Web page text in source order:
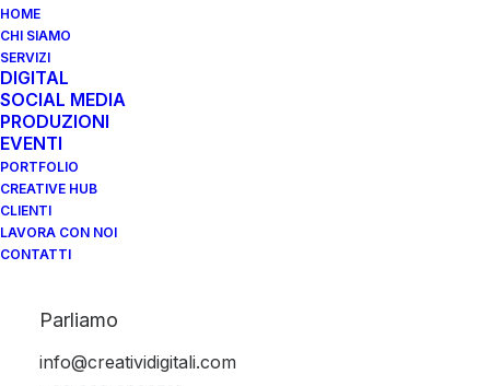
HOME
CHI SIAMO
SERVIZI
DIGITAL
SOCIAL MEDIA
PRODUZIONI
EVENTI
PORTFOLIO
CREATIVE HUB
CLIENTI
LAVORA CON NOI
CONTATTI
Parliamo
info@creatividigitali.com
SBARCA IN ITALIA
BAMBINI, SHOW E
CARTONI ANIMATI